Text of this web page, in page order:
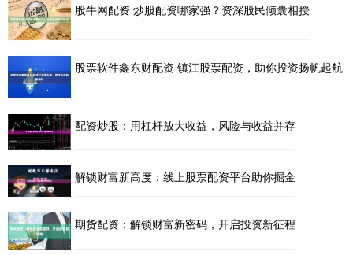
股牛网配资 炒股配资哪家强？资深股民倾囊相授
股票软件鑫东财配资 镇江股票配资，助你投资扬帆起航
配资炒股：用杠杆放大收益，风险与收益并存
解锁财富新高度：线上股票配资平台助你掘金
期货配资：解锁财富新密码，开启投资新征程